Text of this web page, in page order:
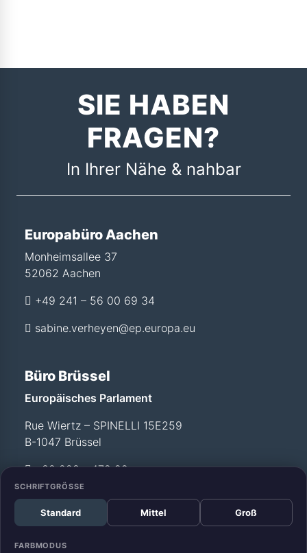
SCHRIFTGRÖSSE
Standard Mittel Groß
FARBMODUS
SIE HABEN
FRAGEN?
In Ihrer Nähe & nahbar
Europabüro Aachen
Monheimsallee 37
52062 Aachen
+49 241 – 56 00 69 34
sabine.verheyen@ep.europa.eu
Büro Brüssel
Europäisches Parlament
Rue Wiertz – SPINELLI 15E259
B-1047 Brüssel
+32 228 - 472 99
Büro Straßburg
Europäisches Parlament